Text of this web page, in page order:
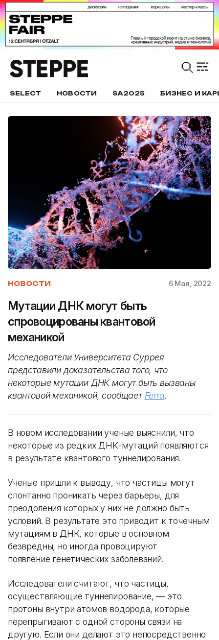
SELECT НОВОСТИ SA2025 БИЗНЕС И
НОВОСТИ 6 Мая, 2022
Мутации ДНК могут быть
спровоцированы квантовой
механикой
Исследователи Университета Суррея
представили доказательства того, что
некоторые мутации ДНК могут быть вызваны
квантовой механикой, сообщает Ferra.
В новом исследовании ученые выяснили, что
некоторые из редких ДНК-мутаций появляются
в результате квантового туннелирования.
Ученые пришли к выводу, что частицы могут
спонтанно проникать через барьеры, для
преодоления которых у них не должно быть
условий. В результате это приводит к точечным
мутациям в ДНК, которые в основном
безвредны, но иногда провоцируют
появление генетических заболеваний.
Исследователи считают, что частицы,
осуществляющие туннелирование, — это
протоны внутри атомов водорода, которые
перепрыгивают с одной стороны связи на
другую. Если они делают это непосредственно